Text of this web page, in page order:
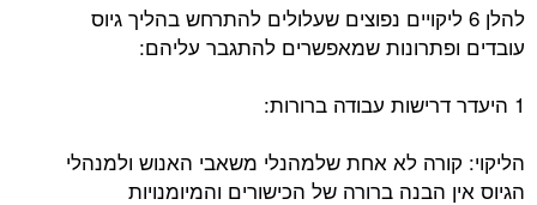
להלן 6 ליקויים נפוצים שעלולים להתרחש בהליך גיוס
עובדים ופתרונות שמאפשרים להתגבר עליהם:
1 היעדר דרישות עבודה ברורות:
הליקוי: קורה לא אחת שלמהנלי משאבי האנוש ולמנהלי
הגיוס אין הבנה ברורה של הכישורים והמיומנויות